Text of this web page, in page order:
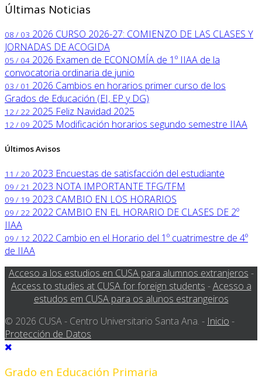
Últimas Noticias
08 / 03 2026 CURSO 2026-27: COMIENZO DE LAS CLASES Y
JORNADAS DE ACOGIDA
05 / 04 2026 Examen de ECONOMÍA de 1º IIAA de la
convocatoria ordinaria de junio
03 / 01 2026 Cambios en horarios primer curso de los
Grados de Educación (EI, EP y DG)
12 / 22 2025 Feliz Navidad 2025
12 / 09 2025 Modificación horarios segundo semestre IIAA
Últimos Avisos
11 / 20 2023 Encuestas de satisfacción del estudiante
09 / 21 2023 NOTA IMPORTANTE TFG/TFM
09 / 19 2023 CAMBIO EN LOS HORARIOS
09 / 22 2022 CAMBIO EN EL HORARIO DE CLASES DE 2º
IIAA
09 / 12 2022 Cambio en el Horario del 1º cuatrimestre de 4º
de IIAA
Acceso a los estudios en CUSA para alumnos extranjeros -
Access to studies at CUSA for foreign students -Acesso a
estudos em CUSA para os alunos estrangeiros
© 2026 CUSA - Centro Universitario Santa Ana. - Inicio -
Protección de Datos
Grado en Educación Primaria